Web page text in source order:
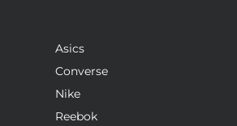
Asics
Converse
Nike
Reebok